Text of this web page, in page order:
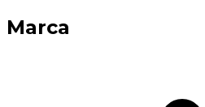
Marca